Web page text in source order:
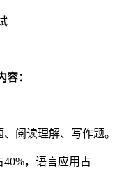
：
阅读理解、写作题。
，语言应用占